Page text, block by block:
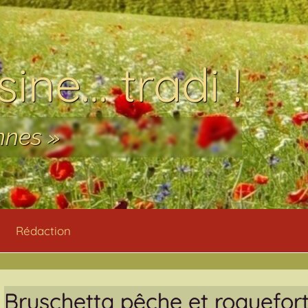
tradi !
»
Rédaction
Bruschetta pêche et